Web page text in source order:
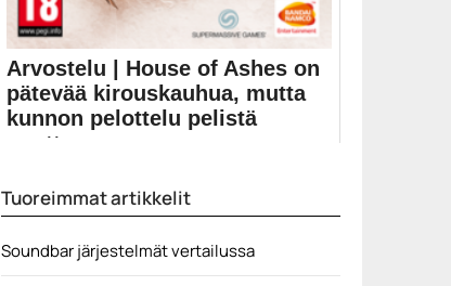
Arvostelu | House of Ashes on
pätevää kirouskauhua, mutta
kunnon pelottelu pelistä
puuttuu
jo...
House of Ashes
Tuoreimmat artikkelit
Soundbar järjestelmät vertailussa